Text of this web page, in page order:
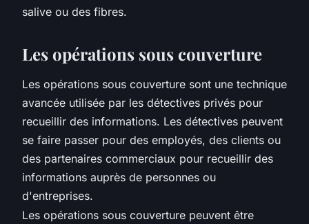
salive ou des fibres.
Les opérations sous couverture
Les opérations sous couverture sont une technique
avancée utilisée par les détectives privés pour
recueillir des informations. Les détectives peuvent
se faire passer pour des employés, des clients ou
des partenaires commerciaux pour recueillir des
informations auprès de personnes ou
d'entreprises.
Les opérations sous couverture peuvent être